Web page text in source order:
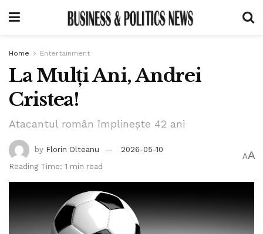
Home Entertainment
La Mulți Ani, Andrei
Cristea!
Atacantul român împlinește 42 ani
by Florin Olteanu
2026-05-10
Reading Time: 1 min read
AA